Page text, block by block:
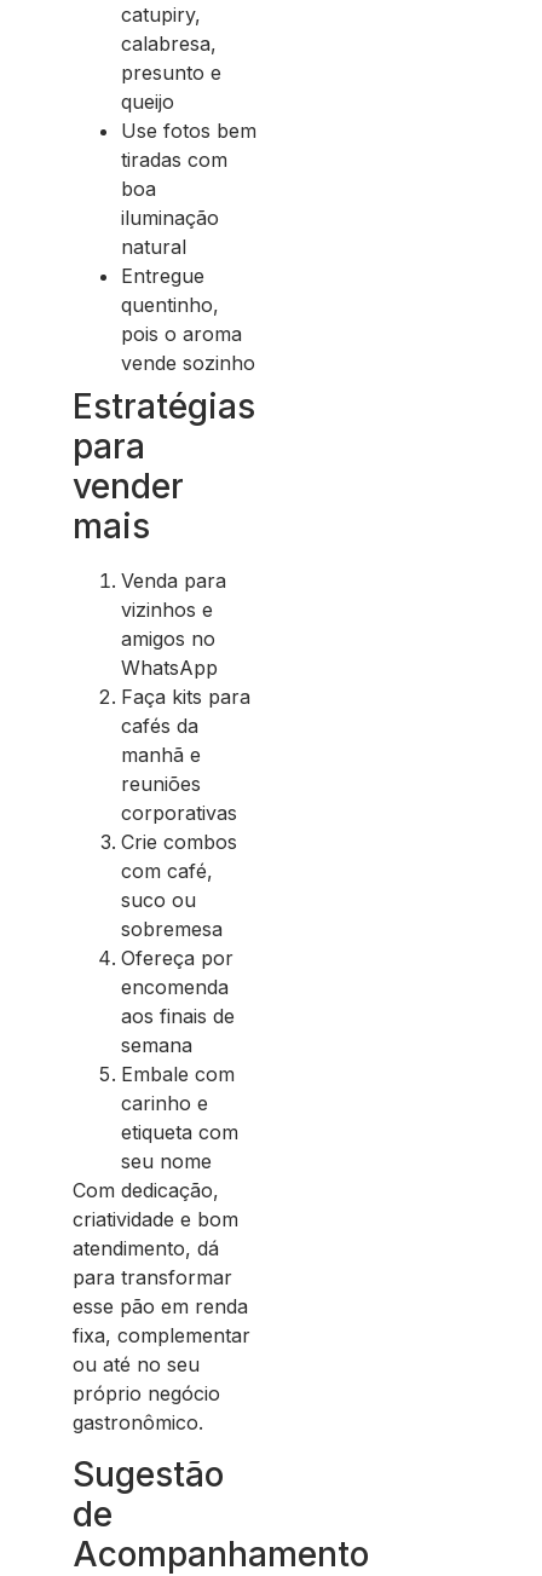
catupiry,
calabresa,
presunto e
queijo
Use fotos bem
tiradas com
boa
iluminação
natural
Entregue
quentinho,
pois o aroma
vende sozinho
Estratégias
para
vender
mais
Venda para
vizinhos e
amigos no
WhatsApp
Faça kits para
cafés da
manhã e
reuniões
corporativas
Crie combos
com café,
suco ou
sobremesa
Ofereça por
encomenda
aos finais de
semana
Embale com
carinho e
etiqueta com
seu nome
Com dedicação,
criatividade e bom
atendimento, dá
para transformar
esse pão em renda
fixa, complementar
ou até no seu
próprio negócio
gastronômico.
Sugestão
de
Acompanhamento